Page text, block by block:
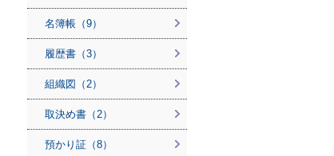
名簿帳（9）
履歴書（3）
組織図（2）
取決め書（2）
預かり証（8）